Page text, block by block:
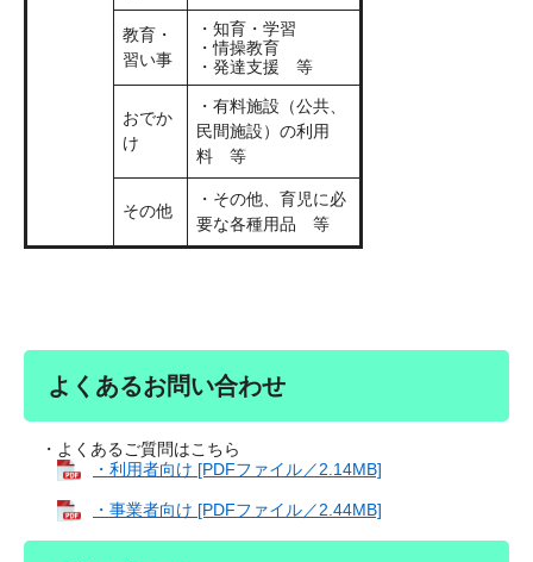
教育・
習い事
・知育・学習
・情操教育
・発達支援 等
おでか
け
・有料施設（公共、
民間施設）の利用
料 等
その他
・その他、育児に必
要な各種用品 等
よくあるお問い合わせ
・よくあるご質問はこちら
・利用者向け [PDFファイル／2.14MB]
・事業者向け [PDFファイル／2.44MB]